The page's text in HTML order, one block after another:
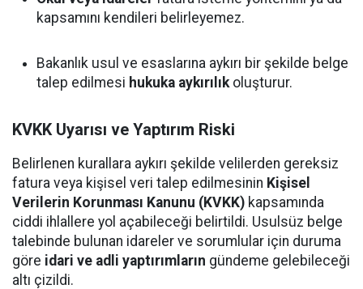
kapsamını kendileri belirleyemez.
Bakanlık usul ve esaslarına aykırı bir şekilde belge
talep edilmesi hukuka aykırılıkoluşturur.
KVKK Uyarısı ve Yaptırım Riski
Belirlenen kurallara aykırı şekilde velilerden gereksiz
fatura veya kişisel veri talep edilmesinin Kişisel
Verilerin Korunması Kanunu (KVKK) kapsamında
ciddi ihlallere yol açabileceği belirtildi. Usulsüz belge
talebinde bulunan idareler ve sorumlular için duruma
göre idari ve adli yaptırımların gündeme gelebileceği
altı çizildi.